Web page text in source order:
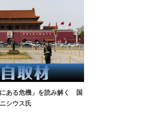
にある危機」を読み解く 国
シウス氏